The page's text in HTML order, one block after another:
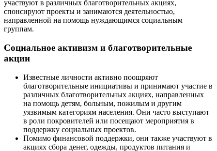
участвуют в различных благотворительных акциях,
спонсируют проекты и занимаются деятельностью,
направленной на помощь нуждающимся социальным
группам.
Социальное активизм и благотворительные
акции
Известные личности активно поощряют
благотворительные инициативы и принимают участие в
различных благотворительных акциях, направленных
на помощь детям, больным, пожилым и другим
уязвимым категориям населения. Они часто выступают
в роли покровителей или посещают мероприятия в
поддержку социальных проектов.
Помимо финансовой поддержки, они также участвуют в
акциях сбора денег, одежды, продуктов питания и